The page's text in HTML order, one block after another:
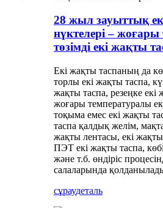
28 жыл зауыттық
нүктелері – жоғары
төзімді екі жақты
Екі жақты таспаның да
торлы екі жақты таспа,
жақты таспа, резеңке екі
жоғары температуралы
тоқыма емес екі жақты
таспа қалдық желім,
жақты лентасы, екі
ПЭТ екі жақты таспа,
және т.б. өндіріс
салаларында
сұраудеталь